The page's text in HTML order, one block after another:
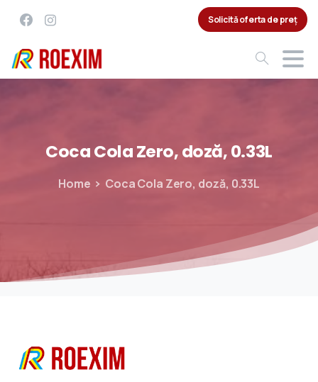
Solicită oferta de preț
CocaColaZero,doză,0.33L
Home Coca Cola Zero, doză, 0.33L